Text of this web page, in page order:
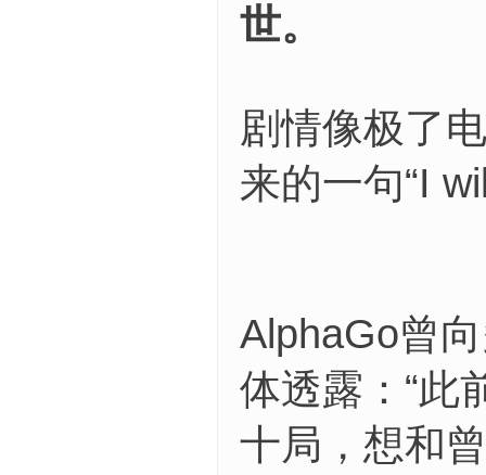
世。
剧情像极了
来的一句“I
AlphaGo曾
体透露：“此
十局，想和